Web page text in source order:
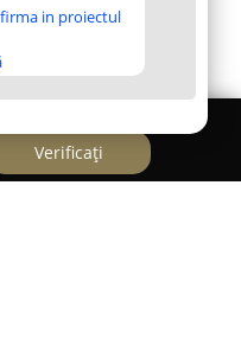
in proiectul
Verificați